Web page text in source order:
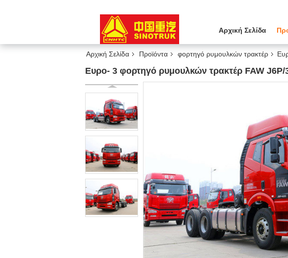
Αρχική Σελίδα
Αρχική Σελίδα Προϊόντα φορτηγό ρυμουλκών τρακτέρ
Ευρο- 3 φορτηγό ρυμουλκών τρακτέρ FAW